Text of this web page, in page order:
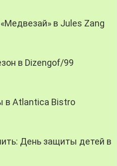
в Jules Zang
в Dizengof/99
в Atlantica Bistro
День защиты детей в